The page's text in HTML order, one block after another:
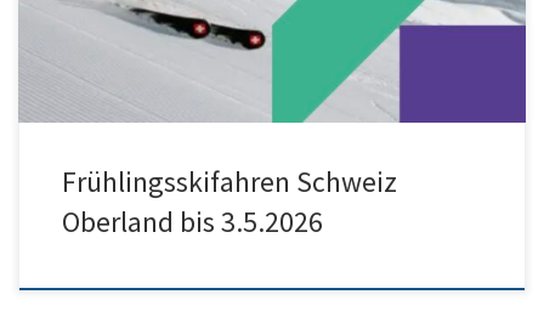
Frühlingsskifahren Schweiz
Oberland bis 3.5.2026